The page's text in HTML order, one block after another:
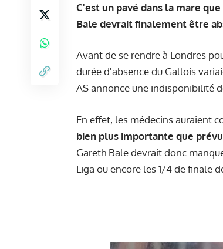
C'est un pavé dans la mare
Bale devrait finalement être
Avant de se rendre à Londres
durée d'absence du Gallois
AS annonce une indisponibilité
En effet, les médecins auraient
bien plus importante que prévu
Gareth Bale devrait donc
Liga ou encore les 1/4 de finale